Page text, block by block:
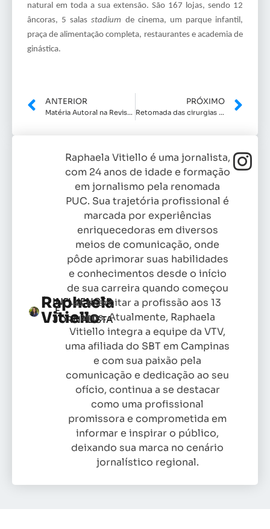
natural em toda a sua extensão. São 167 lojas, sendo 12
âncoras, 5 salasstadium de cinema, um parque infantil,
praça de alimentação completa, restaurantes e academia de
ginástica.
ANTERIOR
Matéria Autoral na Revista Imediata
PRÓXIMO
Retomada das cirurgias eletivas: entenda quais são as mudanças no cenário médico pós pandemia
Raphaela
Vitiello
INFLUENCER
E
JORNALISTA
Raphaela Vitiello é uma jornalista,
com 24 anos de idade e formação
em jornalismo pela renomada
PUC. Sua trajetória profissional é
marcada por experiências
enriquecedoras em diversos
meios de comunicação, onde
pôde aprimorar suas habilidades
e conhecimentos desde o início
de sua carreira quando começou
as exercitar a profissão aos 13
anos. Atualmente, Raphaela
Vitiello integra a equipe da VTV,
uma afiliada do SBT em Campinas
e com sua paixão pela
comunicação e dedicação ao seu
ofício, continua a se destacar
como uma profissional
promissora e comprometida em
informar e inspirar o público,
deixando sua marca no cenário
jornalístico regional.